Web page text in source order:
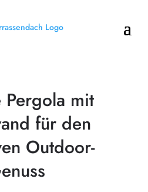
Pergola mit
für den
Outdoor-